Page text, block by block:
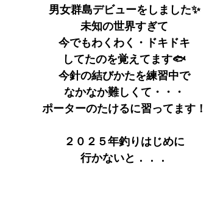
男女群島デビューをしました✨
未知の世界すぎて
今でもわくわく・ドキドキ
してたのを覚えてます🐟
今針の結びかたを練習中で
なかなか難しくて・・・
ポーターのたけるに習ってます！
２０２５年釣りはじめに
行かないと．．．